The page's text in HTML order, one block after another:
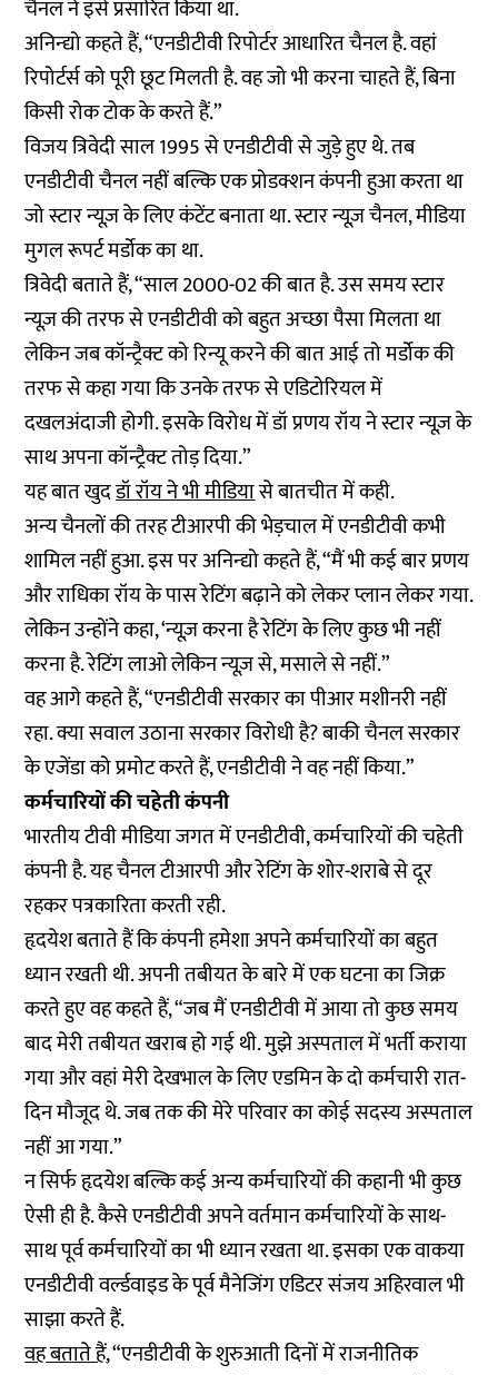
चैनल ने इसे प्रसारित किया था.
अनिन्द्यो कहते हैं, “एनडीटीवी रिपोर्टर आधारित चैनल है. वहां
रिपोर्टर्स को पूरी छूट मिलती है. वह जो भी करना चाहते हैं, बिना
किसी रोक टोक के करते हैं.”
विजय त्रिवेदी साल 1995 से एनडीटीवी से जुड़े हुए थे. तब
एनडीटीवी चैनल नहीं बल्कि एक प्रोडक्शन कंपनी हुआ करता था
जो स्टार न्यूज़ के लिए कंटेंट बनाता था. स्टार न्यूज़ चैनल, मीडिया
मुगल रूपर्ट मर्डोक का था.
त्रिवेदी बताते हैं, “साल 2000-02 की बात है. उस समय स्टार
न्यूज़ की तरफ से एनडीटीवी को बहुत अच्छा पैसा मिलता था
लेकिन जब कॉन्ट्रैक्ट को रिन्यू करने की बात आई तो मर्डोक की
तरफ से कहा गया कि उनके तरफ से एडिटोरियल में
दखलअंदाजी होगी. इसके विरोध में डॉ प्रणय रॉय ने स्टार न्यूज़ के
साथ अपना कॉन्ट्रैक्ट तोड़ दिया.”
यह बात खुदडॉ रॉय ने भी मीडियासे बातचीत में कही.
अन्य चैनलों की तरह टीआरपी की भेड़चाल में एनडीटीवी कभी
शामिल नहीं हुआ. इस पर अनिन्द्यो कहते हैं, “मैं भी कई बार प्रणय
और राधिका रॉय के पास रेटिंग बढ़ाने को लेकर प्लान लेकर गया.
लेकिन उन्होंने कहा, ‘न्यूज़ करना है रेटिंग के लिए कुछ भी नहीं
करना है. रेटिंग लाओ लेकिन न्यूज़ से, मसाले से नहीं.”
वह आगे कहते हैं, “एनडीटीवी सरकार का पीआर मशीनरी नहीं
रहा. क्या सवाल उठाना सरकार विरोधी है? बाकी चैनल सरकार
के एजेंडा को प्रमोट करते हैं, एनडीटीवी ने वह नहीं किया.”
कर्मचारियों की चहेती कंपनी
भारतीय टीवी मीडिया जगत में एनडीटीवी, कर्मचारियों की चहेती
कंपनी है. यह चैनल टीआरपी और रेटिंग के शोर-शराबे से दूर
रहकर पत्रकारिता करती रही.
हृदयेश बताते हैं कि कंपनी हमेशा अपने कर्मचारियों का बहुत
ध्यान रखती थी. अपनी तबीयत के बारे में एक घटना का जिक्र
करते हुए वह कहते हैं, “जब मैं एनडीटीवी में आया तो कुछ समय
बाद मेरी तबीयत खराब हो गई थी. मुझे अस्पताल में भर्ती कराया
गया और वहां मेरी देखभाल के लिए एडमिन के दो कर्मचारी रात-
दिन मौजूद थे. जब तक की मेरे परिवार का कोई सदस्य अस्पताल
नहीं आ गया.”
न सिर्फ हृदयेश बल्कि कई अन्य कर्मचारियों की कहानी भी कुछ
ऐसी ही है. कैसे एनडीटीवी अपने वर्तमान कर्मचारियों के साथ-
साथ पूर्व कर्मचारियों का भी ध्यान रखता था. इसका एक वाकया
एनडीटीवी वर्ल्डवाइड के पूर्व मैनेजिंग एडिटर संजय अहिरवाल भी
साझा करते हैं.
वह बताते हैं, “एनडीटीवी के शुरुआती दिनों में राजनीतिक